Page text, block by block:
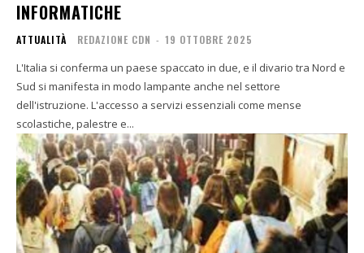
INFORMATICHE
ATTUALITÀ REDAZIONE CDN - 19 OTTOBRE 2025
L'Italia si conferma un paese spaccato in due, e il divario tra Nord e
Sud si manifesta in modo lampante anche nel settore
dell'istruzione. L'accesso a servizi essenziali come mense
scolastiche, palestre e...